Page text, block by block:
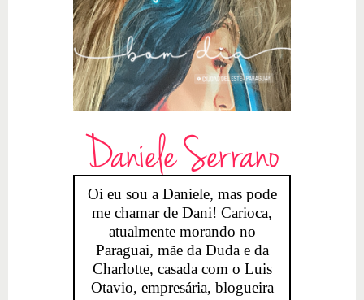
Daniele Serrano
Oi eu sou a Daniele, mas pode
me chamar de Dani! Carioca,
atualmente morando no
Paraguai, mãe da Duda e da
Charlotte, casada com o Luis
Otavio, empresária, blogueira